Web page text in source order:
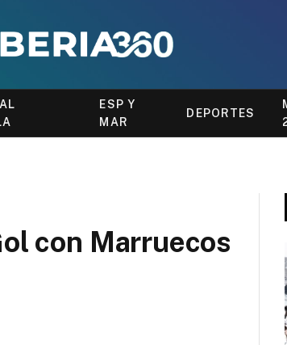
ESP Y
MAR
DEPORTES
con Marruecos